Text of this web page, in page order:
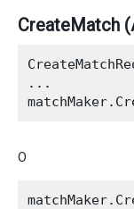
CreateMatch
...
O